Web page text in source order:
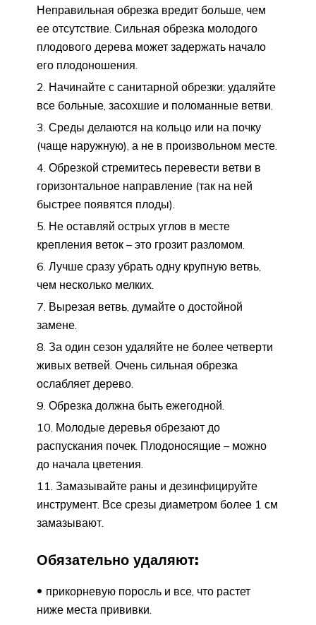
Неправильная обрезка вредит больше, чем
ее отсутствие. Сильная обрезка молодого
плодового дерева может задержать начало
его плодоношения.
Начинайте с санитарной обрезки: удаляйте
все больные, засохшие и поломанные ветви.
Среды делаются на кольцо или на почку
(чаще наружную), а не в произвольном месте.
Обрезкой стремитесь перевести ветви в
горизонтальное направление (так на ней
быстрее появятся плоды).
Не оставляй острых углов в месте
крепления веток – это грозит разломом.
Лучше сразу убрать одну крупную ветвь,
чем несколько мелких.
Вырезая ветвь, думайте о достойной
замене.
За один сезон удаляйте не более четверти
живых ветвей. Очень сильная обрезка
ослабляет дерево.
Обрезка должна быть ежегодной.
Молодые деревья обрезают до
распускания почек. Плодоносящие – можно
до начала цветения.
Замазывайте раны и дезинфицируйте
инструмент. Все срезы диаметром более 1 см
замазывают.
Обязательно удаляют:
прикорневую поросль и все, что растет
ниже места прививки.